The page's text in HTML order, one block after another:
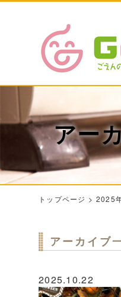
アー
トップページ > 2025
アーカイブ
2025.10.22